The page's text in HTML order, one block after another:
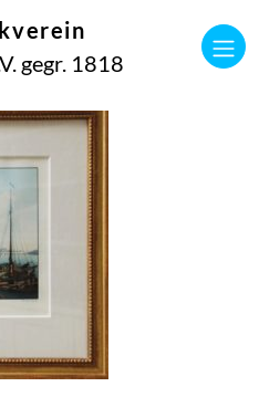
gegr. 1818